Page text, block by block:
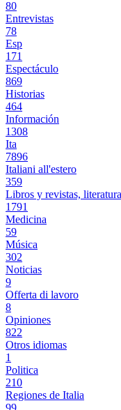
80
Entrevistas
78
Esp
171
Espectáculo
869
Historias
464
Información
1308
Ita
7896
Italiani all'estero
359
Libros y revistas,
1791
Medicina
59
Música
302
Noticias
9
Offerta di lavoro
8
Opiniones
822
Otros idiomas
1
Politica
210
Regiones de Italia
99